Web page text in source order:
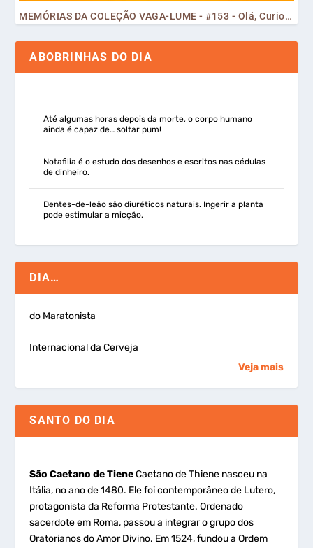
MEMÓRIAS DA COLEÇÃO VAGA-LUME - #153 - Olá, Curiosos! 2023
ABOBRINHAS DO DIA
Até algumas horas depois da morte, o corpo humano
ainda é capaz de… soltar pum!
Notafilia é o estudo dos desenhos e escritos nas cédulas
de dinheiro.
Dentes-de-leão são diuréticos naturais. Ingerir a planta
pode estimular a micção.
DIA…
do Maratonista
Internacional da Cerveja
Veja mais
SANTO DO DIA
São Caetano de TieneCaetano de Thiene nasceu na
Itália, no ano de 1480. Ele foi contemporâneo de Lutero,
protagonista da Reforma Protestante. Ordenado
sacerdote em Roma, passou a integrar o grupo dos
Oratorianos do Amor Divino. Em 1524, fundou a Ordem